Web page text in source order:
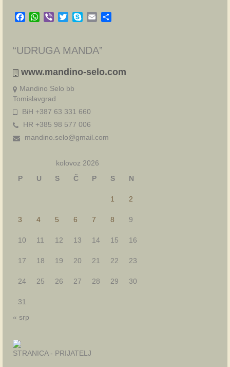
Facebook
WhatsApp
Viber TwitterSkypeEmail
“UDRUGA MANDA”
www.mandino-selo.com
Mandino Selo bb
Tomislavgrad
BiH +387 63 331 660
HR +385 98 577 006
mandino.selo@gmail.com
kolovoz 2026
P
U S Č P S N
1 2
3 4 5 6 7 8 9
10 11 12 13 14 15 16
17 18 19 20 21 22 23
24 25 26 27 28 29 30
31
« srp
STRANICA - PRIJATELJ